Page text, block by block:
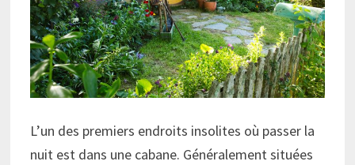
L’un des premiers endroits insolites où passer la
nuit est dans une cabane. Généralement situées